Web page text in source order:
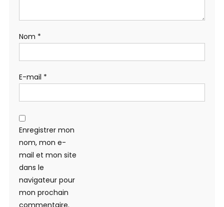
Nom *
E-mail *
Enregistrer mon
nom, mon e-
mail et mon site
dans le
navigateur pour
mon prochain